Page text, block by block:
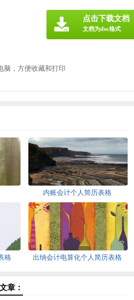
脑，方便收藏和打印
点击下载文档
文档为doc格式
内账会计个人简历表格
格 出纳会计电算化个人简历表格
章：